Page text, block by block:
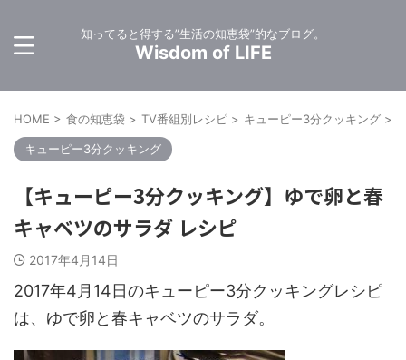
知ってると得する”生活の知恵袋”的なブログ。
Wisdom of LIFE
HOME > 食の知恵袋 > TV番組別レシピ > キューピー3分クッキング >
キューピー3分クッキング
【キューピー3分クッキング】ゆで卵と春
キャベツのサラダ レシピ
2017年4月14日
2017年4月14日のキューピー3分クッキングレシピ
は、ゆで卵と春キャベツのサラダ。